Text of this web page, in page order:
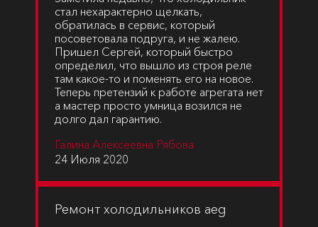
стал нехарактерно щелкать,
обратилась в сервис, который
посоветовала подруга, и не жалею.
Пришел Сергей, который быстро
определил, что вышло из строя реле
там какое-то и поменять его на новое.
Теперь претензий к работе агрегата нет
а мастер просто умница возился не
долго дал гарантию.
Галина Алексеевна Рябова
24 Июля 2020
Ремонт холодильников aeg